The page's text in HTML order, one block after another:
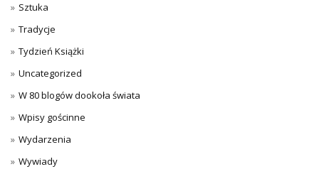
Sztuka
Tradycje
Tydzień Książki
Uncategorized
W 80 blogów dookoła świata
Wpisy gościnne
Wydarzenia
Wywiady